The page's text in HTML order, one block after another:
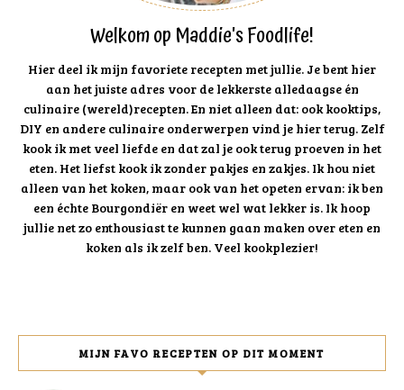
Welkom op Maddie's Foodlife!
Hier deel ik mijn favoriete recepten met jullie. Je bent hier
aan het juiste adres voor de lekkerste alledaagse én
culinaire (wereld)recepten. En niet alleen dat: ook kooktips,
DIY en andere culinaire onderwerpen vind je hier terug. Zelf
kook ik met veel liefde en dat zal je ook terug proeven in het
eten. Het liefst kook ik zonder pakjes en zakjes. Ik hou niet
alleen van het koken, maar ook van het opeten ervan: ik ben
een échte Bourgondiër en weet wel wat lekker is. Ik hoop
jullie net zo enthousiast te kunnen gaan maken over eten en
koken als ik zelf ben. Veel kookplezier!
MIJN FAVO RECEPTEN OP DIT MOMENT